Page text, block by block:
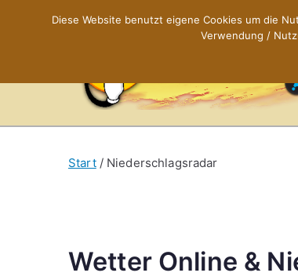
Start Niederschlagsradar
Wetter Online &
Diese Website benutzt eigene Cookies um die
Verwendung /